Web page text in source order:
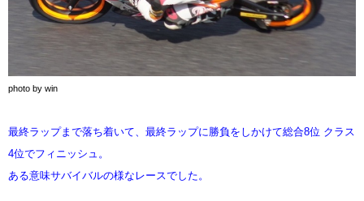
photo by win
最終ラップまで落ち着いて、最終ラップに勝負をしかけて総合8位 クラス
4位でフィニッシュ。
ある意味サバイバルの様なレースでした。